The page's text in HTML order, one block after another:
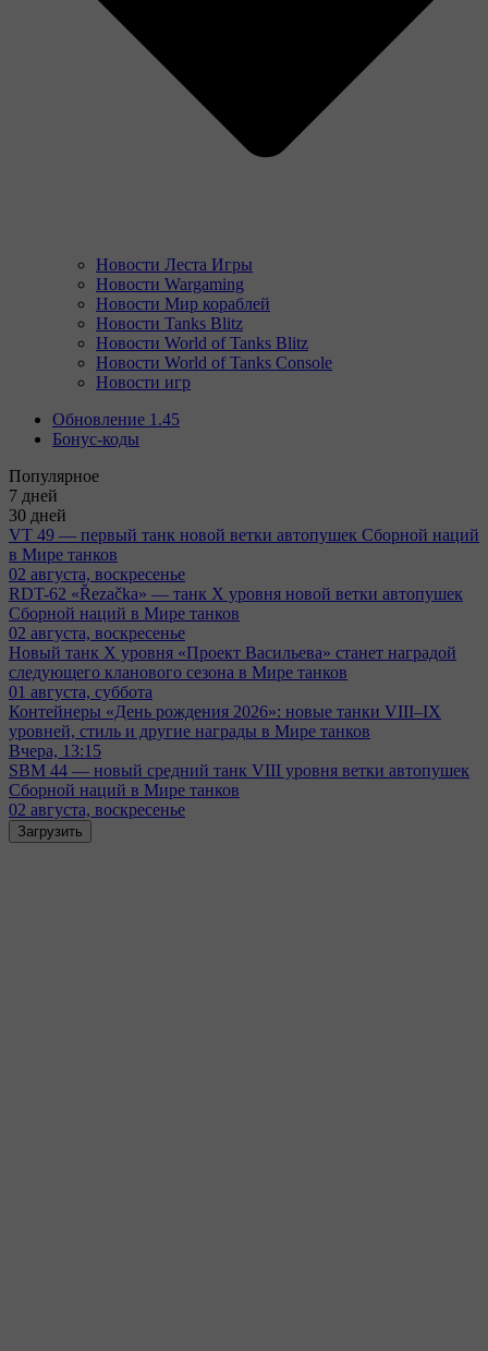
Новости Леста Игры
Новости Wargaming
Новости Мир кораблей
Новости Tanks Blitz
Новости World of Tanks Blitz
Новости World of Tanks Console
Новости игр
Обновление 1.45
Бонус-коды
Популярное
7 дней
30 дней
VT 49 — первый танк новой ветки автопушек Сборной наций
в Мире танков
02 августа, воскресенье
RDT-62 «Řezačka» — танк X уровня новой ветки автопушек
Сборной наций в Мире танков
02 августа, воскресенье
Новый танк X уровня «Проект Васильева» станет наградой
следующего кланового сезона в Мире танков
01 августа, суббота
Контейнеры «День рождения 2026»: новые танки VIII–IX
уровней, стиль и другие награды в Мире танков
Вчера, 13:15
SBM 44 — новый средний танк VIII уровня ветки автопушек
Сборной наций в Мире танков
02 августа, воскресенье